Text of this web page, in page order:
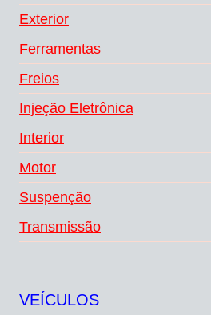
Exterior
Ferramentas
Freios
Injeção Eletrônica
Interior
Motor
Suspenção
Transmissão
VEÍCULOS